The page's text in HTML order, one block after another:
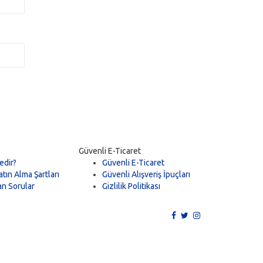
Alma Şartları
Sorular
Güvenli E-Ticaret
Güvenli E-Ticaret
Güvenli Alışveriş İpuçları
Gizlilik Politikası